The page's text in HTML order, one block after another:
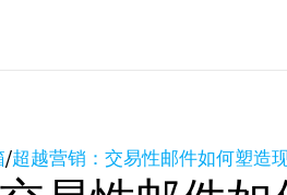
/超越营销：交易性邮件如何塑造